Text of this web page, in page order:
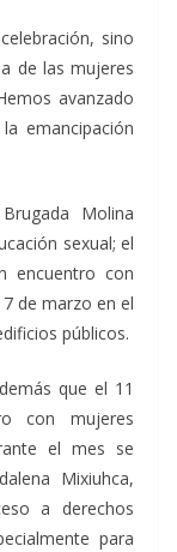
sino
de las mujeres
avanzado
emancipación
Molina
sexual; el
encuentro con
de marzo en el
públicos.
que el 11
con mujeres
el mes se
Mixiuhca,
a derechos
para